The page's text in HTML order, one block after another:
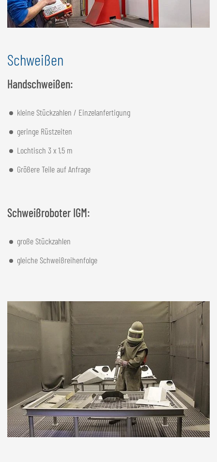
Schweißen
Handschweißen:
kleine Stückzahlen / Einzelanfertigung
geringe Rüstzeiten
Lochtisch 3 x 1,5 m
Größere Teile auf Anfrage
Schweißroboter IGM:
große Stückzahlen
gleiche Schweißreihenfolge